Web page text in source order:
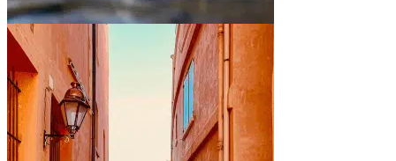
Entre montagnes et lacs